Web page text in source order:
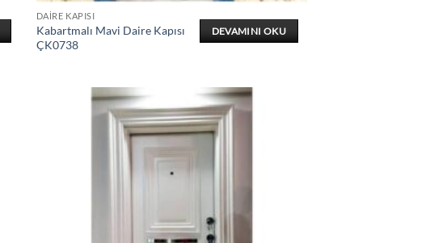
DAIRE KAPISI
Kabartmalı Mavi Daire Kapısı
ÇK0738
DEVAMINI OKU